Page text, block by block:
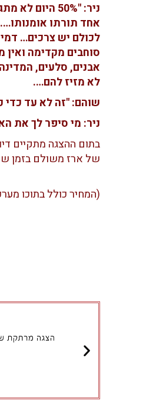
ניר: "50%
אחד תורתו
לכולם יש צרכים…
סוחבים מקדימה
לא מזיז להם….
שוהם: "זה לא עד כדי
ניר: מי סיפר לך את
בתום ההצגה מתקיים
של ארז משולם בזמן
(המחיר כולל בתוכו